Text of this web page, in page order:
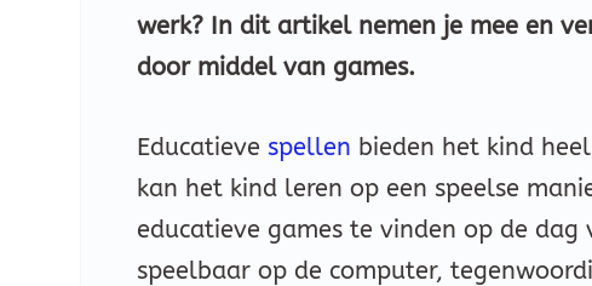
werk? In dit artikel nemen je mee en
door middel van games.
Educatieve spellen bieden het kind
kan het kind leren op een speelse
educatieve games te vinden op de
speelbaar op de computer,